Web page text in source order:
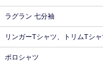
ラグラン 七分袖
リンガーTシャツ、トリムTシャ
ポロシャツ